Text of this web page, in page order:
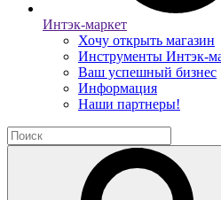
Интэк-маркет
Хочу открыть магазин
Инструменты Интэк-
Ваш успешный бизнес
Информация
Наши партнеры!